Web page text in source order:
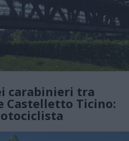
carabinieri tra
Castelletto Ticino: